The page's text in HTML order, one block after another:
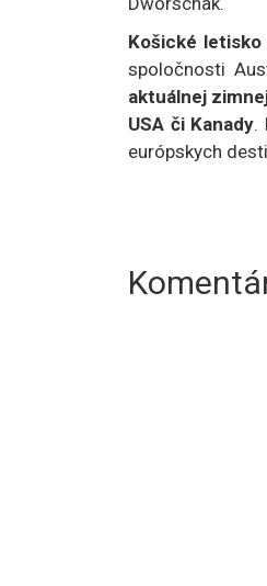
Košické
spoločnosti
aktuálnej
USA či Kanady.
európskych